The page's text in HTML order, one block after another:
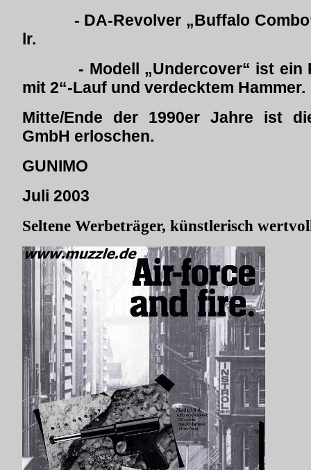
- DA-Revolver „Buffalo
lr.
- Modell „Undercover“ ist ein
mit 2“-Lauf und verdecktem Hammer.
Mitte/Ende der 1990er Jahre ist
GmbH erloschen.
GUNIMO
Juli 2003
Seltene Werbeträger, künstlerisch